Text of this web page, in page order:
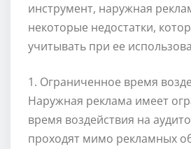
инструмент, наружная
некоторые недостатки,
учитывать при ее
1. Ограниченное время
Наружная реклама имеет
время воздействия на
проходят мимо рекламных